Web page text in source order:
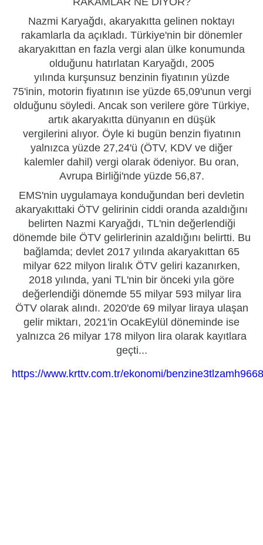
Nazmi Karyağdı, akaryakıtta gelinen noktayı
rakamlarla da açıkladı. Türkiye'nin bir dönemler
akaryakıttan en fazla vergi alan ülke konumunda
olduğunu hatırlatan Karyağdı, 2005
yılında kurşunsuz benzinin fiyatının yüzde
75'inin, motorin fiyatının ise yüzde 65,09'unun vergi
olduğunu söyledi. Ancak son verilere göre Türkiye,
artık akaryakıtta dünyanın en düşük
vergilerini alıyor. Öyle ki bugün benzin fiyatının
yalnızca yüzde 27,24'ü (ÖTV, KDV ve diğer
kalemler dahil) vergi olarak ödeniyor. Bu oran,
Avrupa Birliği'nde yüzde 56,87.
EMS'nin uygulamaya konduğundan beri devletin
akaryakıttaki ÖTV gelirinin ciddi oranda azaldığını
belirten Nazmi Karyağdı, TL'nin değerlendiği
dönemde bile ÖTV gelirlerinin azaldığını belirtti. Bu
bağlamda; devlet 2017 yılında akaryakıttan 65
milyar 622 milyon liralık ÖTV geliri kazanırken,
2018 yılında, yani TL'nin bir önceki yıla göre
değerlendiği dönemde 55 milyar 593 milyar lira
ÖTV olarak alındı. 2020'de 69 milyar liraya ulaşan
gelir miktarı, 2021'in OcakEylül döneminde ise
yalnızca 26 milyar 178 milyon lira olarak kayıtlara
geçti...
https://www.krttv.com.tr/ekonomi/